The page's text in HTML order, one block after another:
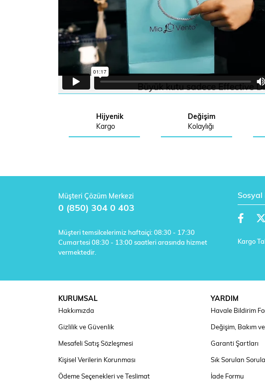
Hijyenik
Kargo
Değişim
Kolaylığı
Müşteri Çözüm Merkezi
0 (850) 304 0 403
Müşteri temsilcelerimiz haftaiçi: 08:30 - 17:30
Cumartesi 08:30 - 13:00 saatleri arasında hizmet
vermektedir.
Kargo
KURUMSAL
Hakkımızda
Gizlilik ve Güvenlik
Mesafeli Satış Sözleşmesi
Kişisel Verilerin Korunması
Ödeme Seçenekleri ve Teslimat
YARDIM
Havale Bildirim
Değişim, Bakım
Garanti Şartları
Sık Sorulan
İade Formu